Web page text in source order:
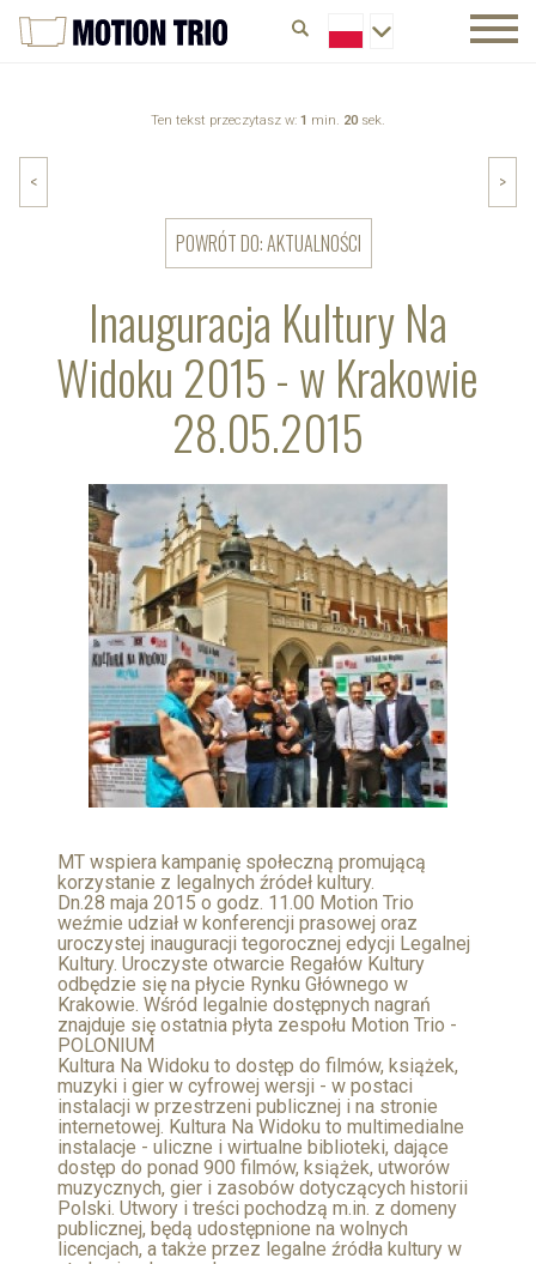
Ten tekst przeczytasz w: 1 min. 20 sek.
Inauguracja Kultury Na
Widoku 2015 - w Krakowie
28.05.2015
< >
POWRÓT DO: AKTUALNOŚCI
MT wspiera kampanię społeczną promującą
korzystanie z legalnych źródeł kultury.
Dn.28 maja 2015 o godz. 11.00 Motion Trio
weźmie udział w konferencji prasowej oraz
uroczystej inauguracji tegorocznej edycji Legalnej
Kultury. Uroczyste otwarcie Regałów Kultury
odbędzie się na płycie Rynku Głównego w
Krakowie. Wśród legalnie dostępnych nagrań
znajduje się ostatnia płyta zespołu Motion Trio -
POLONIUM
Kultura Na Widoku to dostęp do filmów, książek,
muzyki i gier w cyfrowej wersji - w postaci
instalacji w przestrzeni publicznej i na stronie
internetowej. Kultura Na Widoku to multimedialne
instalacje - uliczne i wirtualne biblioteki, dające
dostęp do ponad 900 filmów, książek, utworów
muzycznych, gier i zasobów dotyczących historii
Polski. Utwory i treści pochodzą m.in. z domeny
publicznej, będą udostępnione na wolnych
licencjach, a także przez legalne źródła kultury w